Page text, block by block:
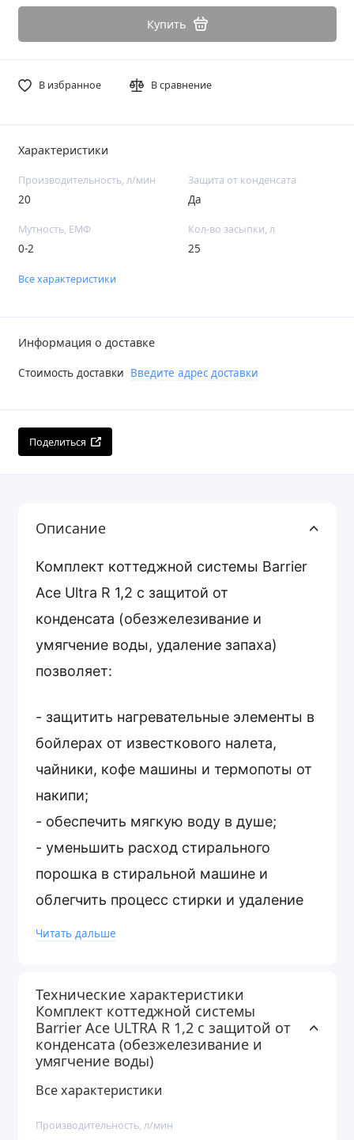
Купить
В избранное В сравнение
Характеристики
Производительность, л/мин
20
Защита от конденсата
Да
Мутность, ЕМФ
0-2
Кол-во засыпки, л
25
Все характеристики
Информация о доставке
Стоимость доставки Введите адрес доставки
Поделиться
Описание
Комплект коттеджной системы Barrier
Ace Ultra R 1,2 с защитой от
конденсата (обезжелезивание и
умягчение воды, удаление запаха)
позволяет:
- защитить нагревательные элементы в
бойлерах от известкового налета,
чайники, кофе машины и термопоты от
накипи;
- обеспечить мягкую воду в душе;
- уменьшить расход стирального
порошка в стиральной машине и
облегчить процесс стирки и удаление
пятен;
- удалить железо, которое
способствует образованию рыжего
налета на сантехнике;
- уменьшить расход моющих средств в
- очистить воду от желтизны, которая
Читать дальше
Технические характеристики
Комплект коттеджной системы
Barrier Ace ULTRA R 1,2 с защитой от
конденсата (обезжелезивание и
умягчение воды)
Все характеристики
Производительность, л/мин